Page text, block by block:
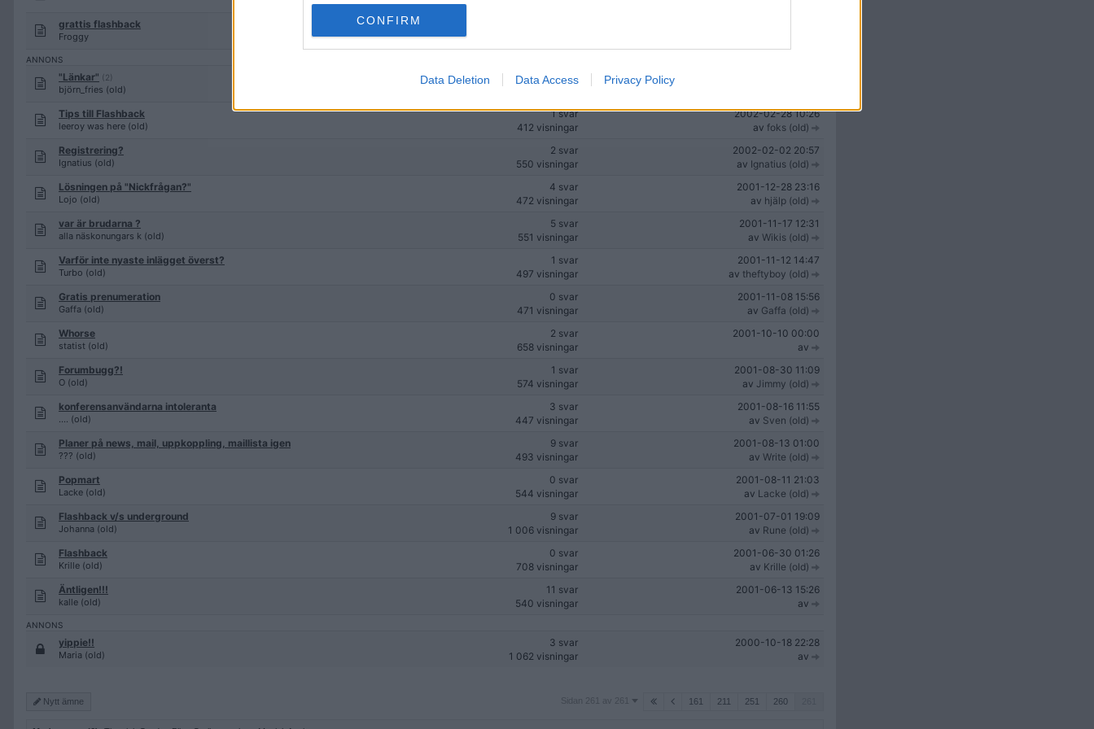
CONFIRM
Data Deletion Data Access Privacy Policy
grattis flashback
Froggy
"Länkar" (2)
björn_fries (old)
23 svar
Tips till Flashback
leeroy was here (old)
1 svar
412 visningar
2002-02-2810:26
av foks (old)
Registrering?
Ignatius (old)
2 svar
550 visningar
2002-02-02 20:57
av Ignatius (old)
Lösningen på "Nickfrågan?"
Lojo (old)
4 svar
472 visningar
2001-12-28 23:16
av hjälp (old)
var är brudarna ?
alla näskonungars k (old)
5 svar
551 visningar
2001-11-17 12:31
av Wikis (old)
Varför inte nyaste inlägget överst?
Turbo (old)
1 svar
497 visningar
2001-11-12 14:47
av theftyboy (old)
Gratis prenumeration
Gaffa (old)
0 svar
471 visningar
2001-11-08 15:56
av Gaffa (old)
Whorse
statist (old)
2 svar
658 visningar
2001-10-10 00:00
av
Forumbugg?!
O (old)
1 svar
574 visningar
2001-08-30 11:09
av Jimmy (old)
konferensanvändarna intoleranta
.... (old)
3 svar
447 visningar
2001-08-16 11:55
av Sven (old)
Planer på news, mail, uppkoppling, maillista igen
??? (old)
9 svar
493 visningar
2001-08-13 01:00
av Write (old)
Popmart
Lacke (old)
0 svar
544 visningar
2001-08-11 21:03
av Lacke (old)
Flashback v/s underground
Johanna (old)
9 svar
1 006 visningar
2001-07-01 19:09
av Rune (old)
Flashback
Krille (old)
0 svar
708 visningar
2001-06-30 01:26
av Krille (old)
Äntligen!!!
kalle (old)
11 svar
540 visningar
2001-06-13 15:26
av
yippie!!
Maria (old)
3 svar
1 062 visningar
2000-10-18 22:28
av
Nytt ämne
Sidan
Sidan 261 av 261 161 211 251 260